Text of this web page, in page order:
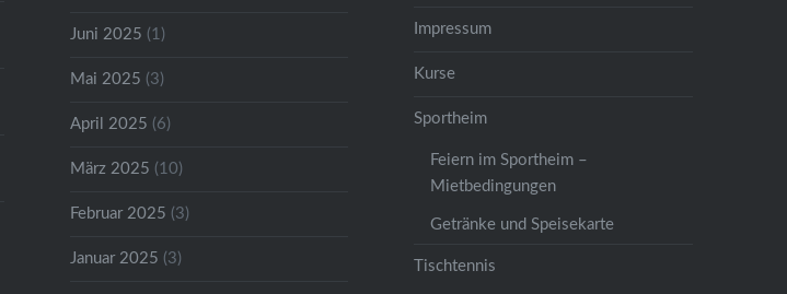
Juni 2025 (1)
Mai 2025 (3)
April 2025 (6)
März 2025 (10)
Februar 2025 (3)
Januar 2025 (3)
Impressum
Kurse
Sportheim
Feiern im Sportheim –
Mietbedingungen
Getränke und Speisekarte
Tischtennis